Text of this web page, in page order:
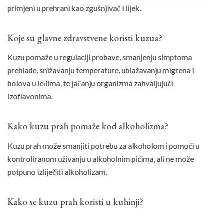
primjeni u prehrani kao zgušnjivač i lijek.
Koje su glavne zdravstvene koristi kuzua?
Kuzu pomaže u regulaciji probave, smanjenju simptoma
prehlade, snižavanju temperature, ublažavanju migrena i
bolova u leđima, te jačanju organizma zahvaljujući
izoflavonima.
Kako kuzu prah pomaže kod alkoholizma?
Kuzu prah može smanjiti potrebu za alkoholom i pomoći u
kontroliranom uživanju u alkoholnim pićima, ali ne može
potpuno izliječiti alkoholizam.
Kako se kuzu prah koristi u kuhinji?